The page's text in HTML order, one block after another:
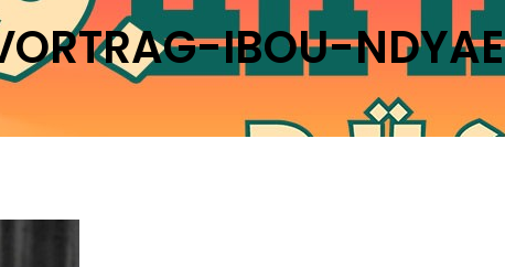
IBOU-NDYAE